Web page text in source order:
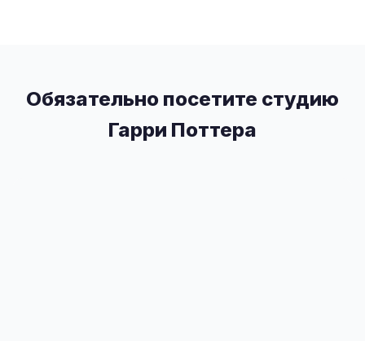
Обязательно посетите студию
Гарри Поттера